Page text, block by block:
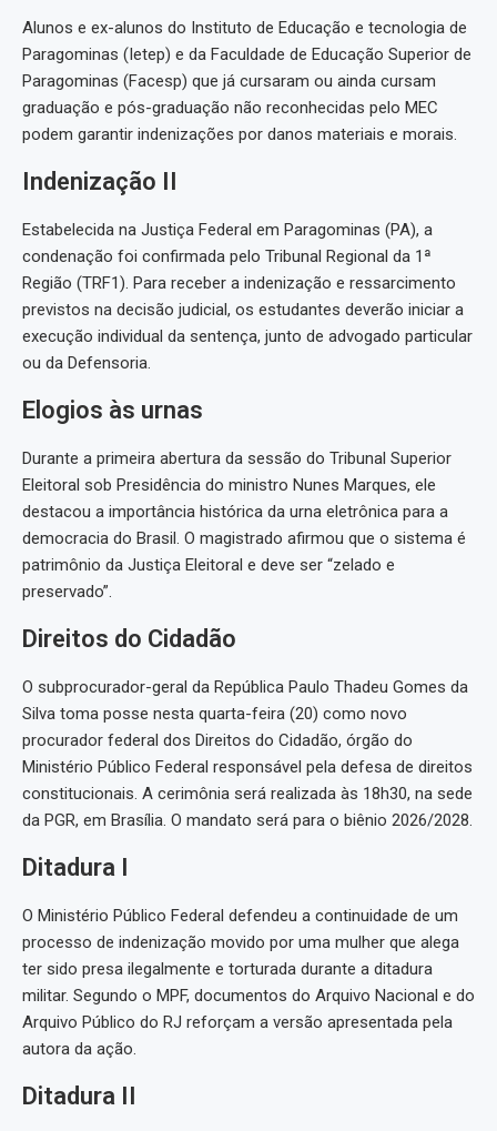
Alunos e ex-alunos do Instituto de Educação e tecnologia de
Paragominas (Ietep) e da Faculdade de Educação Superior de
Paragominas (Facesp) que já cursaram ou ainda cursam
graduação e pós-graduação não reconhecidas pelo MEC
podem garantir indenizações por danos materiais e morais.
Indenização II
Estabelecida na Justiça Federal em Paragominas (PA), a
condenação foi confirmada pelo Tribunal Regional da 1ª
Região (TRF1). Para receber a indenização e ressarcimento
previstos na decisão judicial, os estudantes deverão iniciar a
execução individual da sentença, junto de advogado particular
ou da Defensoria.
Elogios às urnas
Durante a primeira abertura da sessão do Tribunal Superior
Eleitoral sob Presidência do ministro Nunes Marques, ele
destacou a importância histórica da urna eletrônica para a
democracia do Brasil. O magistrado afirmou que o sistema é
patrimônio da Justiça Eleitoral e deve ser “zelado e
preservado”.
Direitos do Cidadão
O subprocurador-geral da República Paulo Thadeu Gomes da
Silva toma posse nesta quarta-feira (20) como novo
procurador federal dos Direitos do Cidadão, órgão do
Ministério Público Federal responsável pela defesa de direitos
constitucionais. A cerimônia será realizada às 18h30, na sede
da PGR, em Brasília. O mandato será para o biênio 2026/2028.
Ditadura I
O Ministério Público Federal defendeu a continuidade de um
processo de indenização movido por uma mulher que alega
ter sido presa ilegalmente e torturada durante a ditadura
militar. Segundo o MPF, documentos do Arquivo Nacional e do
Arquivo Público do RJ reforçam a versão apresentada pela
autora da ação.
Ditadura II